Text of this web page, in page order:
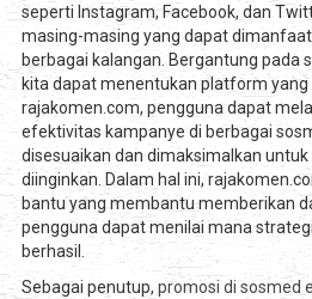
seperti Instagram, Facebook, dan
masing-masing yang dapat
berbagai kalangan. Bergantung pada
kita dapat menentukan platform yang
rajakomen.com, pengguna dapat
efektivitas kampanye di berbagai
disesuaikan dan dimaksimalkan
diinginkan. Dalam hal ini,
bantu yang membantu memberikan
pengguna dapat menilai mana
berhasil.
Sebagai penutup, promosi di sosmed